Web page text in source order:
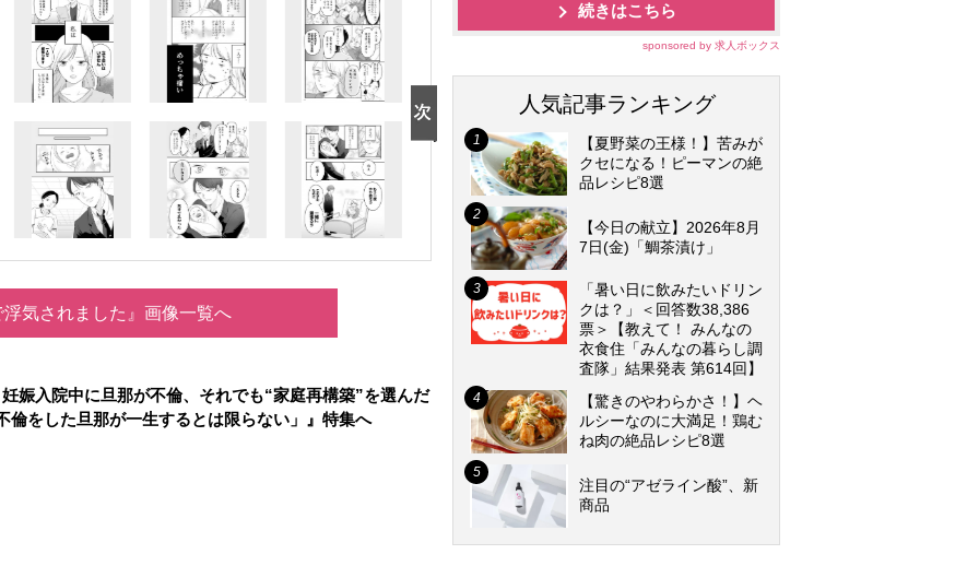
浮気されました』画像一覧へ
娠入院中に旦那が不倫、それでも“家庭再構築”を選んだ
倫をした旦那が一生するとは限らない」』特集へ
続きはこちら
sponsored by 求人ボックス
人気記事ランキング
【夏野菜の王様！】苦みが
クセになる！ピーマンの絶
品レシピ8選
【今日の献立】2026年8月
7日(金)「鯛茶漬け」
「暑い日に飲みたいドリン
クは？」＜回答数38,386
票＞【教えて！ みんなの
衣食住「みんなの暮らし調
査隊」結果発表 第614回】
【驚きのやわらかさ！】ヘ
ルシーなのに大満足！鶏む
ね肉の絶品レシピ8選
注目の“アゼライン酸”、新
商品